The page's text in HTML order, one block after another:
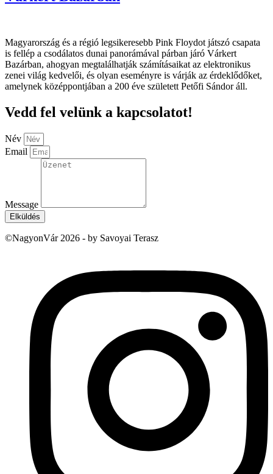
Magyarország és a régió legsikeresebb Pink Floydot játszó csapata
is fellép a csodálatos dunai panorámával párban járó Várkert
Bazárban, ahogyan megtalálhatják számításaikat az elektronikus
zenei világ kedvelői, és olyan eseményre is várják az érdeklődőket,
amelynek középpontjában a 200 éve született Petőfi Sándor áll.
Vedd fel velünk a kapcsolatot!
Név
Email
Message
Elküldés
©NagyonVár 2026 - by Savoyai Terasz